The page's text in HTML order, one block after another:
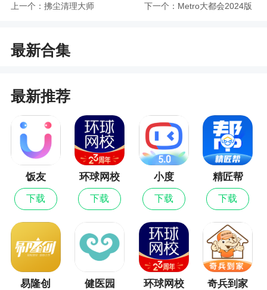
鲜的旅游景点，搭配超炫酷的旅游攻略，要你各个
万象
以购买各种交通工具的票务，为出行提供了极大的
便利，致力于为大家提供安全、品质、舒适的一站
式出行服务
更新日志
包车新版本发布
上一个： 拂尘清理大师 下一个： Metro大都会2024版
最新合集
最新推荐
饭友
下载
环球网校
最新版
下载
小度
下载
精匠帮
下载
易隆创 健医园 环球网校 奇兵到家